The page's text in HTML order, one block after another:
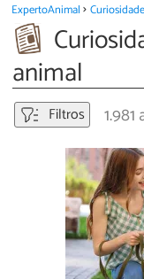
ExpertoAnimal
animal
Filtros